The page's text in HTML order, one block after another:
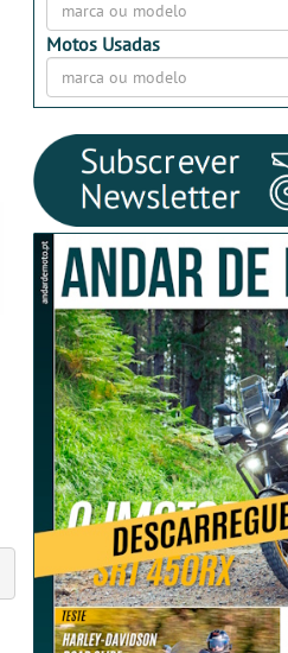
Motos Usadas